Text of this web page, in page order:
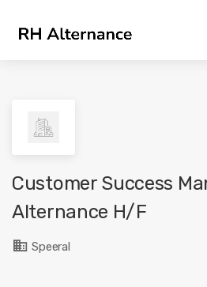
Customer Success
Alternance H/F
Speeral